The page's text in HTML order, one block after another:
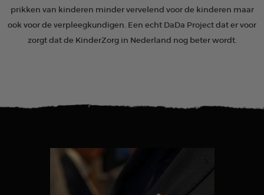
prikken van kinderen minder vervelend voor de kinderen maar
ook voor de verpleegkundigen. Een echt DaDa Project dat er voor
zorgt dat de KinderZorg in Nederland nog beter wordt.